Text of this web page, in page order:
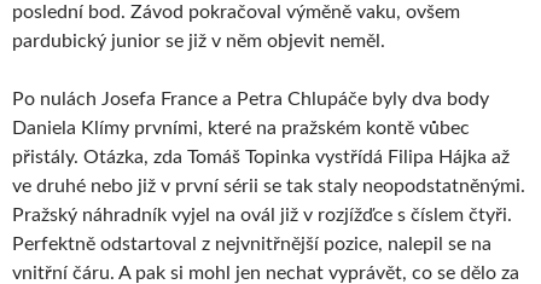
poslední bod. Závod pokračoval výměně vaku, ovšem
pardubický junior se již v něm objevit neměl.
Po nulách Josefa France a Petra Chlupáče byly dva body
Daniela Klímy prvními, které na pražském kontě vůbec
přistály. Otázka, zda Tomáš Topinka vystřídá Filipa Hájka až
ve druhé nebo již v první sérii se tak staly neopodstatněnými.
Pražský náhradník vyjel na ovál již v rozjížďce s číslem čtyři.
Perfektně odstartoval z nejvnitřnější pozice, nalepil se na
vnitřní čáru. A pak si mohl jen nechat vyprávět, co se dělo za